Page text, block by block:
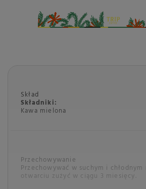
Skład
Składniki:
Kawa mielona
Przechowywanie
Przechowywać w suchym i chłodnym
otwarciu zużyć w ciągu 3 miesięcy.